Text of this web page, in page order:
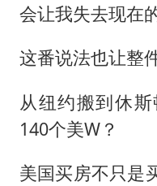
会让我失去现在
这番说法也让整
从纽约搬到休
140个美W？
美国买房不只是